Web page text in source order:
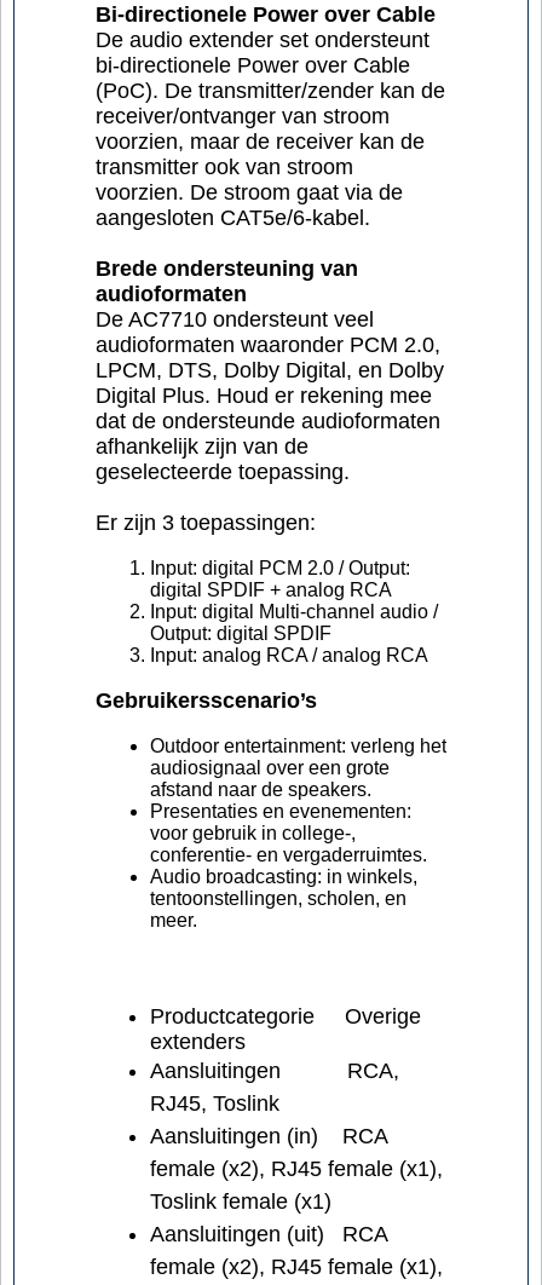
Bi-directionele Power over Cable
De audio extender set ondersteunt
bi-directionele Power over Cable
(PoC). De transmitter/zender kan de
receiver/ontvanger van stroom
voorzien, maar de receiver kan de
transmitter ook van stroom
voorzien. De stroom gaat via de
aangesloten CAT5e/6-kabel.
Brede ondersteuning van
audioformaten
De AC7710 ondersteunt veel
audioformaten waaronder PCM 2.0,
LPCM, DTS, Dolby Digital, en Dolby
Digital Plus. Houd er rekening mee
dat de ondersteunde audioformaten
afhankelijk zijn van de
geselecteerde toepassing.
Er zijn 3 toepassingen:
Input: digital PCM 2.0 / Output:
digital SPDIF + analog RCA
Input: digital Multi-channel audio /
Output: digital SPDIF
Input: analog RCA / analog RCA
Gebruikersscenario’s
Outdoor entertainment: verleng het
audiosignaal over een grote
afstand naar de speakers.
Presentaties en evenementen:
voor gebruik in college-,
conferentie- en vergaderruimtes.
Audio broadcasting: in winkels,
tentoonstellingen, scholen, en
meer.
Productcategorie
Overige
extenders
Aansluitingen
RCA,
RJ45, Toslink
Aansluitingen (in)
RCA
female (x2), RJ45 female (x1),
Toslink female (x1)
Aansluitingen (uit)
RCA
female (x2), RJ45 female (x1),